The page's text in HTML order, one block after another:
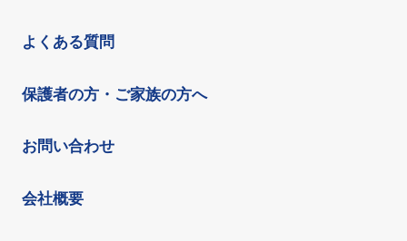
よくある質問
保護者の方・ご家族の方へ
お問い合わせ
会社概要